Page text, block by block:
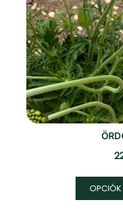
OPCIÓK